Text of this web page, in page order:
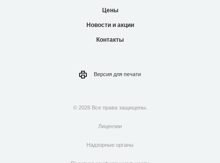
Цены
Новости и акции
Контакты
Версия для печати
© 2026 Все права защищены.
Лицензии
Надзорные органы